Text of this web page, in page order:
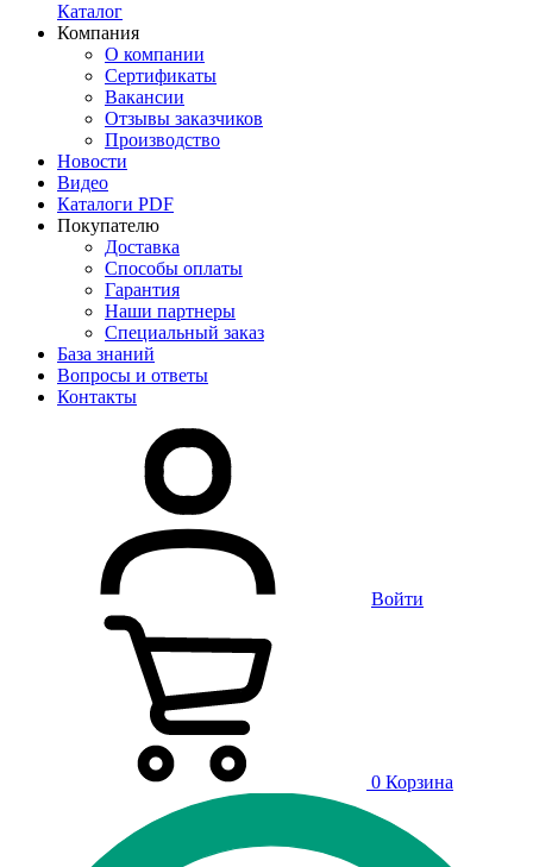
Каталог
Компания
О компании
Сертификаты
Вакансии
Отзывы заказчиков
Производство
Новости
Видео
Каталоги PDF
Покупателю
Доставка
Способы оплаты
Гарантия
Наши партнеры
Специальный заказ
База знаний
Вопросы и ответы
Контакты
Войти
0 Корзина